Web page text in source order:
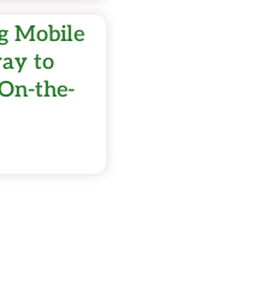
Mobile
to
the-